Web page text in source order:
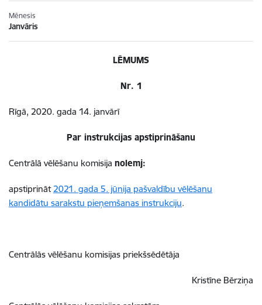
Mēnesis
Janvāris
LĒMUMS
Nr. 1
Rīgā, 2020. gada 14. janvārī
Par instrukcijas apstiprināšanu
Centrālā vēlēšanu komisija nolemj:
apstiprināt2021. gada 5. jūnija pašvaldību vēlēšanu
kandidātu sarakstu pieņemšanas instrukciju.
Centrālās vēlēšanu komisijas priekšsēdētāja
Kristīne Bērziņa